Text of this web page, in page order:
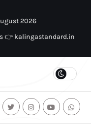
2026
👉 kalingastandard.in